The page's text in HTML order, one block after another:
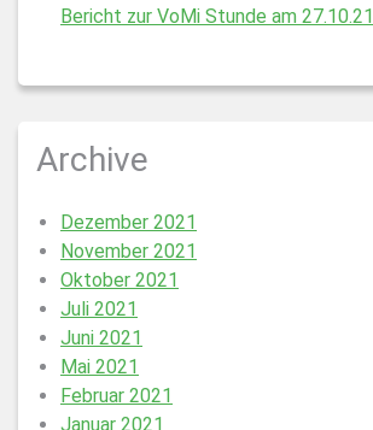
Bericht zur VoMi Stunde am 27.10.21
Archive
Dezember 2021
November 2021
Oktober 2021
Juli 2021
Juni 2021
Mai 2021
Februar 2021
Januar 2021